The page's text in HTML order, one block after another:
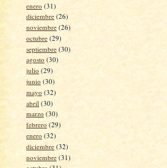
enero (31)
diciembre (26)
noviembre (26)
octubre (29)
septiembre (30)
agosto (30)
julio (29)
junio (30)
mayo (32)
abril (30)
marzo (30)
febrero (29)
enero (32)
diciembre (32)
noviembre (31)